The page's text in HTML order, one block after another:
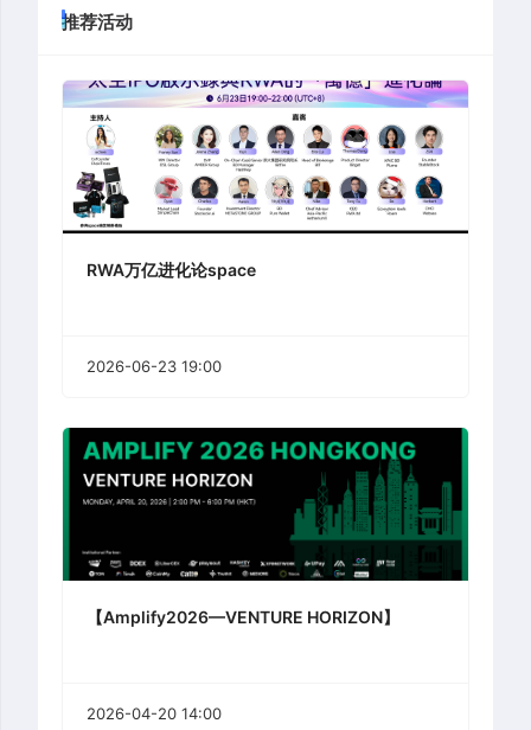
推荐活动
RWA万亿进化论space
2026-06-23 19:00
【Amplify2026—VENTURE HORIZON】
2026-04-20 14:00